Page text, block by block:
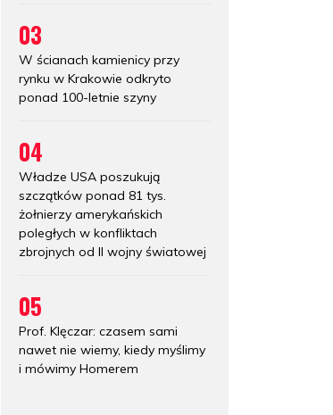
03
W ścianach kamienicy przy
rynku w Krakowie odkryto
ponad 100-letnie szyny
04
Władze USA poszukują
szczątków ponad 81 tys.
żołnierzy amerykańskich
poległych w konfliktach
zbrojnych od II wojny światowej
05
Prof. Klęczar: czasem sami
nawet nie wiemy, kiedy myślimy
i mówimy Homerem